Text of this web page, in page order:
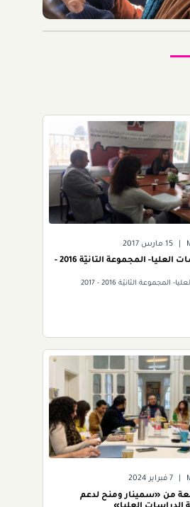
15 مارس 2017
سمينار طلبة الدراسات العليا- المجموعة الثانيّة 2016 -
الثانيّة 2016 - 2017
7 فبراير 2024
من «سمينار ومنح لدعم